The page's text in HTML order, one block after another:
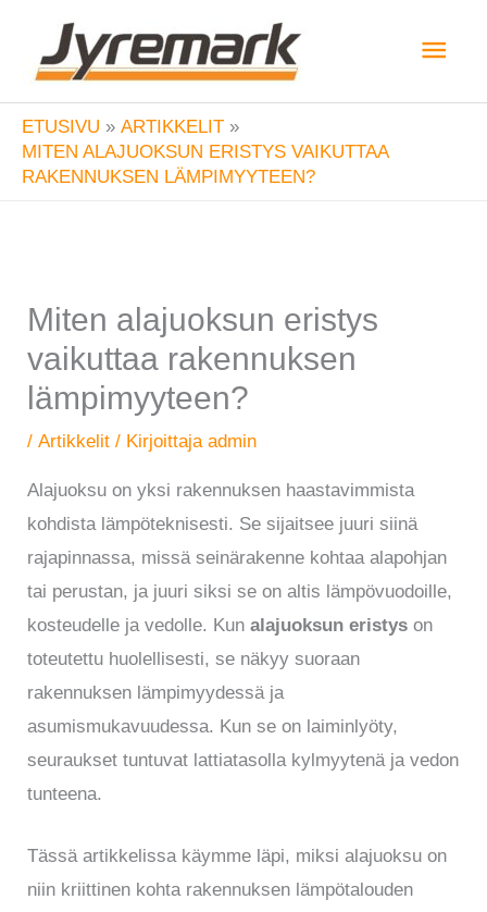
sisältöön
ETUSIVU
ARTIKKELIT
MITEN ALAJUOKSUN ERISTYS VAIKUTTAA
RAKENNUKSEN LÄMPIMYYTEEN?
Miten alajuoksun eristys
vaikuttaa rakennuksen
lämpimyyteen?
/Artikkelit / Kirjoittajaadmin
Alajuoksu on yksi rakennuksen haastavimmista
kohdista lämpöteknisesti. Se sijaitsee juuri siinä
rajapinnassa, missä seinärakenne kohtaa alapohjan
tai perustan, ja juuri siksi se on altis lämpövuodoille,
kosteudelle ja vedolle. Kunalajuoksun eristys on
toteutettu huolellisesti, se näkyy suoraan
rakennuksen lämpimyydessä ja
asumismukavuudessa. Kun se on laiminlyöty,
seuraukset tuntuvat lattiatasolla kylmyytenä ja vedon
tunteena.
Tässä artikkelissa käymme läpi, miksi alajuoksu on
niin kriittinen kohta rakennuksen lämpötalouden